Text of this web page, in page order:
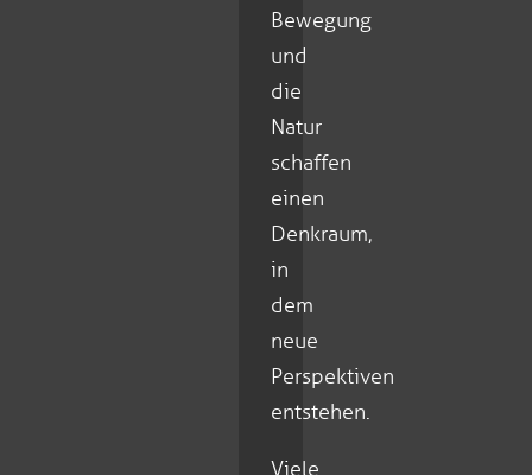
Bewegung
und
die
Natur
schaffen
einen
Denkraum,
in
dem
neue
Perspektiven
entstehen.
Viele